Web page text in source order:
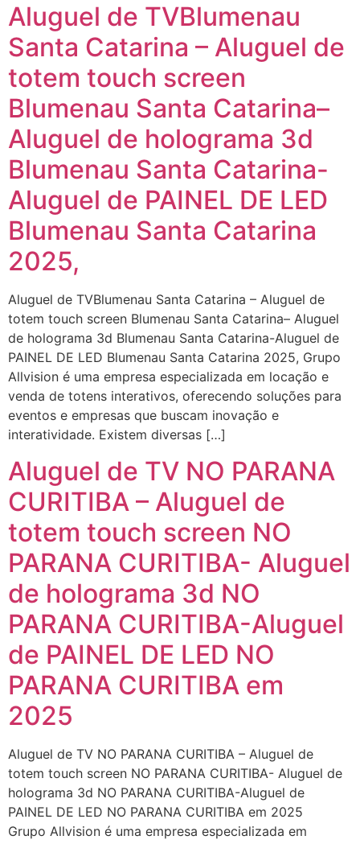
Aluguel de TVBlumenau
Santa Catarina – Aluguel de
totem touch screen
Blumenau Santa Catarina–
Aluguel de holograma 3d
Blumenau Santa Catarina-
Aluguel de PAINEL DE LED
Blumenau Santa Catarina
2025,
Aluguel de TVBlumenau Santa Catarina – Aluguel de
totem touch screen Blumenau Santa Catarina– Aluguel
de holograma 3d Blumenau Santa Catarina-Aluguel de
PAINEL DE LED Blumenau Santa Catarina 2025, Grupo
Allvision é uma empresa especializada em locação e
venda de totens interativos, oferecendo soluções para
eventos e empresas que buscam inovação e
interatividade. Existem diversas […]
Aluguel de TV NO PARANA
CURITIBA – Aluguel de
totem touch screen NO
PARANA CURITIBA- Aluguel
de holograma 3d NO
PARANA CURITIBA-Aluguel
de PAINEL DE LED NO
PARANA CURITIBA em
2025
Aluguel de TV NO PARANA CURITIBA – Aluguel de
totem touch screen NO PARANA CURITIBA- Aluguel de
holograma 3d NO PARANA CURITIBA-Aluguel de
PAINEL DE LED NO PARANA CURITIBA em 2025
Grupo Allvision é uma empresa especializada em